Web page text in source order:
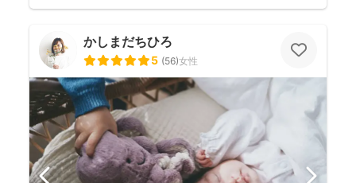
かしまだちひろ
5 (56)女性